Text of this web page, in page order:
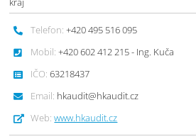
Telefon: +420 495 516 095
Mobil: +420 602 412 215 - Ing. Kuča
IČO: 63218437
Email: hkaudit@hkaudit.cz
Web: www.hkaudit.cz